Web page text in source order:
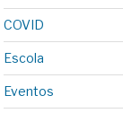
COVID
Escola
Eventos